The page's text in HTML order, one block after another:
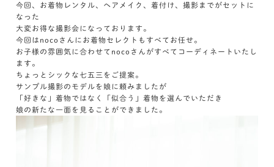
今回、お着物レンタル、ヘアメイク、着付け、撮影までがセットに
なった
大変お得な撮影会になっております。
今回はnocoさんにお着物セレクトもすべてお任せ。
お子様の雰囲気に合わせてnocoさんがすべてコーディネートいたし
ます。
ちょっとシックな七五三をご提案。
サンプル撮影のモデルを娘に頼みましたが
「好きな」着物ではなく「似合う」着物を選んでいただき
娘の新たな一面を見ることができました。